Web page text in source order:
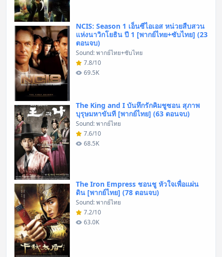
NCIS: Season 1 เอ็นซีไอเอส หน่วยสืบสวน
แห่งนาวิกโยธิน ปี 1 [พากย์ไทย+ซับไทย] (23
ตอนจบ)
Sound: พากย์ไทย+ซับไทย
7.8/10
69.5K
The King and I บันทึกรักคิมชูซอน สุภาพ
บุรุษมหาขันที [พากย์ไทย] (63 ตอนจบ)
Sound: พากย์ไทย
7.6/10
68.5K
The Iron Empress ชอนชู หัวใจเพื่อแผ่น
ดิน [พากย์ไทย] (78 ตอนจบ)
Sound: พากย์ไทย
7.2/10
63.0K